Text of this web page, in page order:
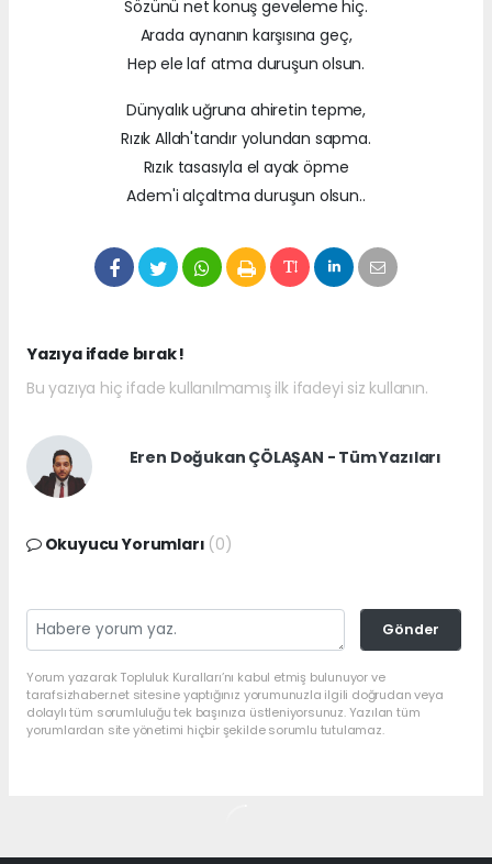
Sözünü net konuş geveleme hiç.
Arada aynanın karşısına geç,
Hep ele laf atma duruşun olsun.
Dünyalık uğruna ahiretin tepme,
Rızık Allah'tandır yolundan sapma.
Rızık tasasıyla el ayak öpme
Adem'i alçaltma duruşun olsun..
Yazıya ifade bırak !
Bu yazıya hiç ifade kullanılmamış ilk ifadeyi siz kullanın.
Eren Doğukan ÇÖLAŞAN - Tüm Yazıları
Okuyucu Yorumları (0)
Gönder
Yorum yazarak Topluluk Kuralları’nı kabul etmiş bulunuyor ve
tarafsizhaber.net sitesine yaptığınız yorumunuzla ilgili doğrudan veya
dolaylı tüm sorumluluğu tek başınıza üstleniyorsunuz. Yazılan tüm
yorumlardan site yönetimi hiçbir şekilde sorumlu tutulamaz.